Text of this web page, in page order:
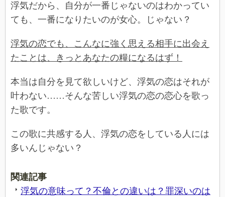
浮気だから、自分が一番じゃないのはわかってい
ても、一番になりたいのが女心。じゃない？
浮気の恋でも、こんなに強く思える相手に出会え
たことは、きっとあなたの糧になるはず！
本当は自分を見て欲しいけど、浮気の恋はそれが
叶わない……そんな苦しい浮気の恋の恋心を歌っ
た歌です。
この歌に共感する人、浮気の恋をしている人には
多いんじゃない？
関連記事
浮気の意味って？不倫との違いは？罪深いのは